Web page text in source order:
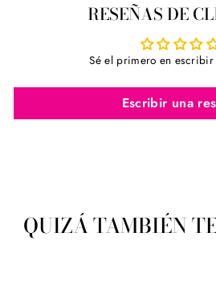
Facebook
RESEÑAS DE
Sé el primero en escribir
Escribir una
QUIZÁ TAMBIÉN